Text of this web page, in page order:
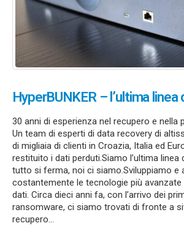
HyperBUNKER – l’ultima
30 anni di esperienza nel recupero e nella
Un team di esperti di data recovery di
di migliaia di clienti in Croazia, Italia ed
restituito i dati perduti.Siamo l’ultima linea
tutto si ferma, noi ci siamo.Sviluppiamo e
costantemente le tecnologie più avanzate
dati. Circa dieci anni fa, con l’arrivo dei
ransomware, ci siamo trovati di fronte a
recupero...